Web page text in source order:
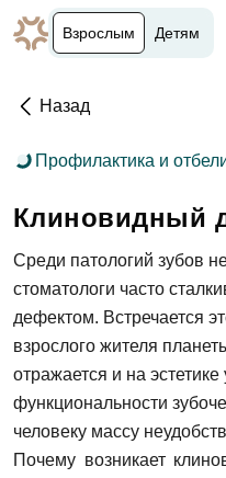
Взрослым Детям
Назад
Профилактика и
Клиновидный
Среди патологий зубов
стоматологи часто
дефектом. Встречается
взрослого жителя
отражается и на
функциональности
человеку массу
Почему возникает